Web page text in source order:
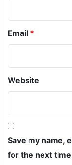
Email *
Website
Save my name,
for the next